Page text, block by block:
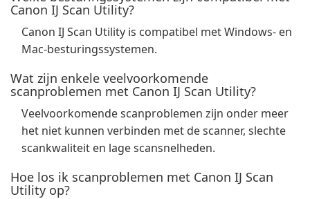
Canon IJ Scan Utility?
Canon IJ Scan Utility is compatibel met Windows- en
Mac-besturingssystemen.
Wat zijn enkele veelvoorkomende
scanproblemen met Canon IJ Scan Utility?
Veelvoorkomende scanproblemen zijn onder meer
het niet kunnen verbinden met de scanner, slechte
scankwaliteit en lage scansnelheden.
Hoe los ik scanproblemen met Canon IJ Scan
Utility op?